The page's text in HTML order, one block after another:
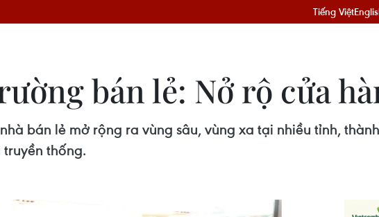
Tiếng Việt
bán lẻ: Nở rộ cửa
bán lẻ mở rộng ra vùng sâu, vùng xa tại nhiều tỉnh,
thống.